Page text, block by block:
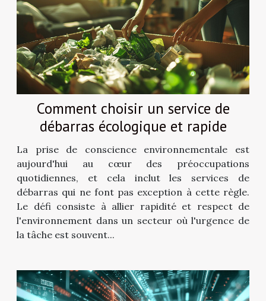
Comment choisir un service de
débarras écologique et rapide
La prise de conscience environnementale est
aujourd'hui au cœur des préoccupations
quotidiennes, et cela inclut les services de
débarras qui ne font pas exception à cette règle.
Le défi consiste à allier rapidité et respect de
l'environnement dans un secteur où l'urgence de
la tâche est souvent...